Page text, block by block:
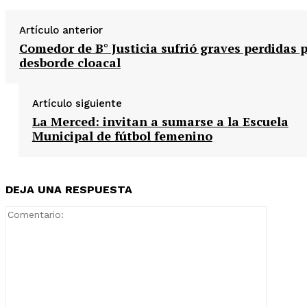
Artículo anterior
Comedor de B° Justicia sufrió graves perdidas
desborde cloacal
Artículo siguiente
La Merced: invitan a sumarse a la Escuela
Municipal de fútbol femenino
DEJA UNA RESPUESTA